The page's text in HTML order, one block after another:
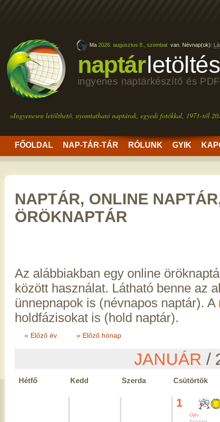
naptárletöltés
ingyenes naptárkészítő és
»Ingyenesen letölthető, nyomtatható naptárak, egyedi fotókkal, 1971-től
FŐOLDAL NAP-TÁR-TÁR RÓLUNK GYIK
Ma 2026. augusztus 8., szombat van. Névnap(ok):
NAPTÁR, ONLINE
ÖRÖKNAPTÁR
Az alábbiakban egy online
között használat. Látható benne az
ünnepnapok is (névnapos naptár). A
holdfázisokat is (hold naptár).
« Előző év « Előző hónap
JANUÁR /
Hétfő Kedd Szerda Csütörtök
1
Újév